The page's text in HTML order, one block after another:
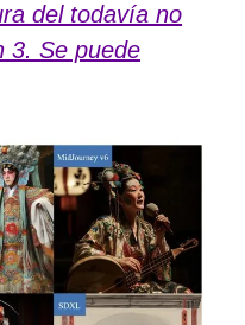
del todavía no
3. Se puede